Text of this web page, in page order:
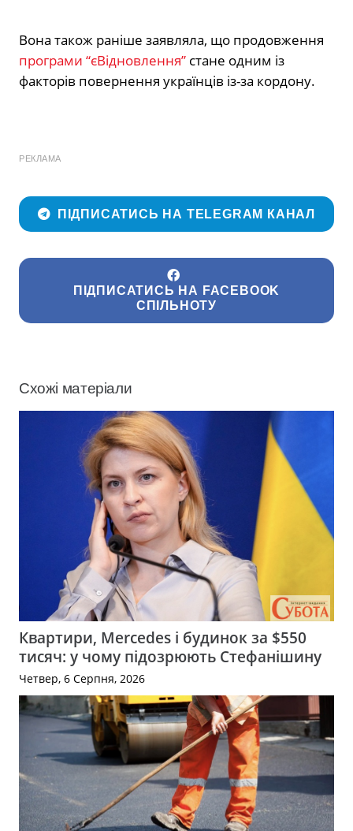
Вона також раніше заявляла, що продовження
програми “єВідновлення” стане одним із
факторів повернення українців із-за кордону.
РЕКЛАМА
ПІДПИСАТИСЬ НА TELEGRAM КАНАЛ
ПІДПИСАТИСЬ НА FACEBOOK
СПІЛЬНОТУ
Схожі матеріали
Квартири, Mercedes і будинок за $550
тисяч: у чому підозрюють Стефанішину
Четвер, 6 Серпня, 2026